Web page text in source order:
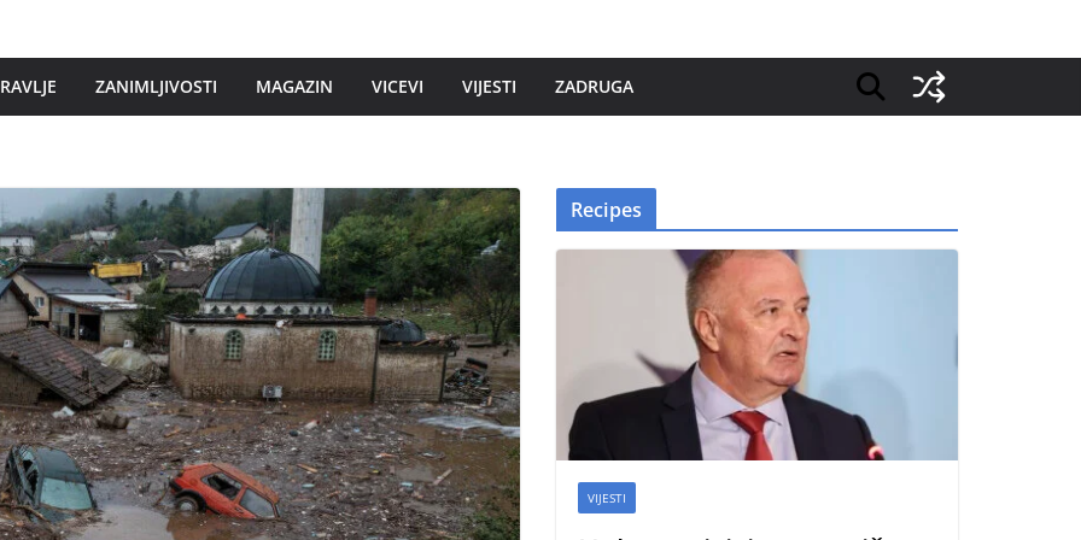
ZANIMLJIVOSTI MAGAZIN VICEVI VIJESTI ZADRUGA
Recipes
VIJESTI